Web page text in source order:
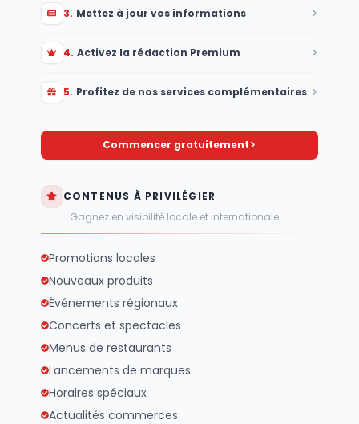
3. Mettez à jour vos informations
4. Activez la rédaction Premium
5. Profitez de nos services complémentaires
Commencer gratuitement
CONTENUS À PRIVILÉGIER
Gagnez en visibilité locale et internationale
Promotions locales
Nouveaux produits
Événements régionaux
Concerts et spectacles
Menus de restaurants
Lancements de marques
Horaires spéciaux
Actualités commerces